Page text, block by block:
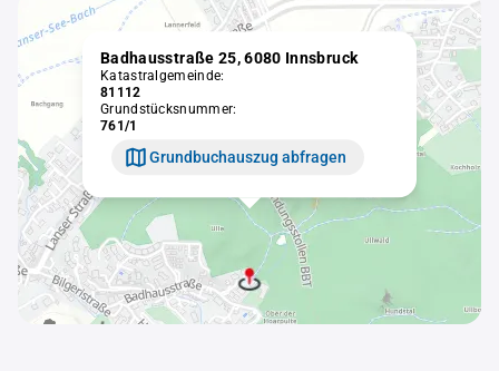
Badhausstraße 25, 6080 Innsbruck
Katastralgemeinde:
81112
Grundstücksnummer:
761/1
Grundbuchauszug abfragen